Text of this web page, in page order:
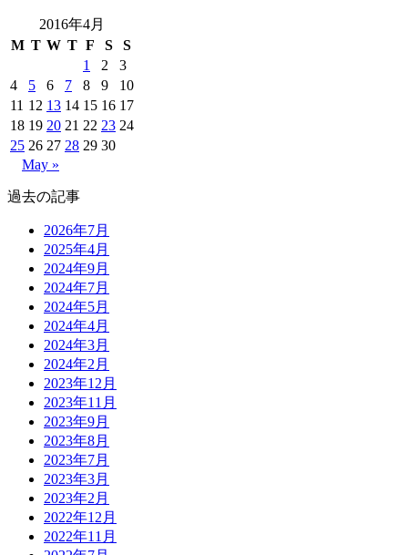
2016年4月
M T W T F S
S
1
2
3
4
5 6 7 8 9
10
11 12 13 14 15 16 17
18 19 20 21 22 23 24
25 26 27 28 29 30
May »
過去の記事
2026年7月
2025年4月
2024年9月
2024年7月
2024年5月
2024年4月
2024年3月
2024年2月
2023年12月
2023年11月
2023年9月
2023年8月
2023年7月
2023年3月
2023年2月
2022年12月
2022年11月